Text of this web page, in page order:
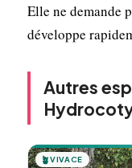
Elle ne demande
développe
Autres
🪴VIVACE